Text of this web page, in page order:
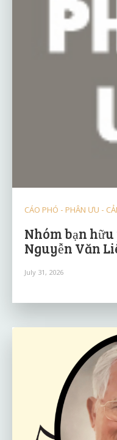
CÁO PHÓ - PHÂN ƯU -
Nhóm bạn
Nguyễn Văn
July 31, 2026